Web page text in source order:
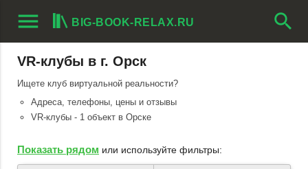
menu BIG-BOOK-RELAX.RU search
VR-клубы в г. Орск
Ищете клуб виртуальной реальности?
Адреса, телефоны, цены и отзывы
VR-клубы - 1 объект в Орске
Показать рядом или используйте фильтры: